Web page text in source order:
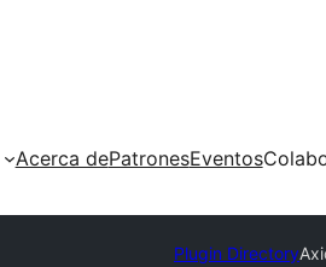
Acerca dePatronesEventos
Plugin Directory